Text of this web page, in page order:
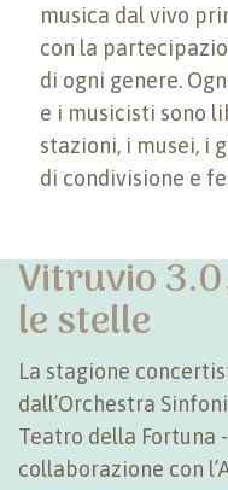
musica dal vivo
con la
di ogni genere.
e i musicisti sono
stazioni, i musei, i
di condivisione e
Vitruvio
le stelle
La stagione
dall’Orchestra
Teatro della Fortuna
collaborazione con